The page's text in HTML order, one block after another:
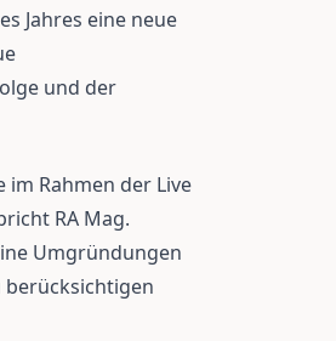
Jahres eine neue
und der
im Rahmen der Live
RA Mag.
Umgründungen
berücksichtigen